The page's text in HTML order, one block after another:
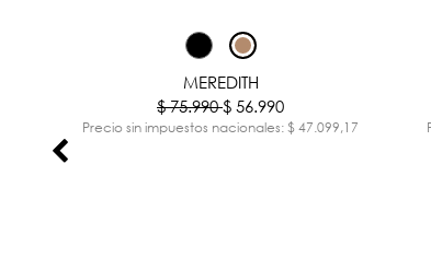
MEREDITH
$ 75.990$ 56.990
Precio sin impuestos nacionales: $ 47.099,17